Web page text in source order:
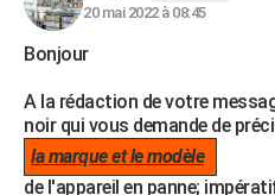
20 mai 2022 à 08:45
Bonjour
A la rédaction de votre
noir qui vous demande de
la marque et le modèle
de l'appareil en panne;